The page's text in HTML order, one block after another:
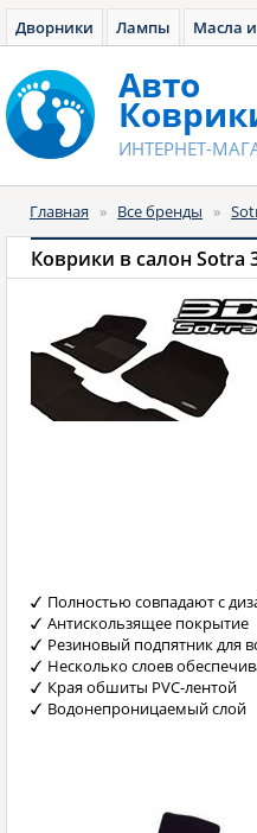
Дворники Лампы Масла
Авто
ИНТЕРНЕТ-
Главная » Все бренды »
Коврики в салон Sotra
Полностью совпадают с
Антискользящее покрытие
Резиновый подпятник для
Несколько слоев
Края обшиты PVC-лентой
Водонепроницаемый слой